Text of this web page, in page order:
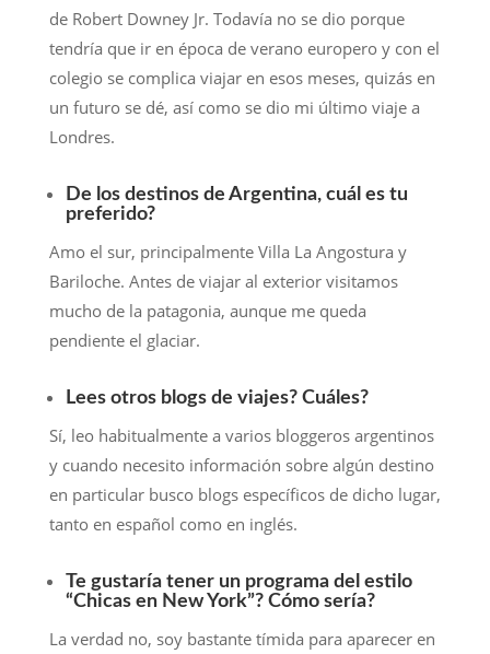
de Robert Downey Jr. Todavía no se dio porque
tendría que ir en época de verano europero y con el
colegio se complica viajar en esos meses, quizás en
un futuro se dé, así como se dio mi último viaje a
Londres.
De los destinos de Argentina, cuál es tu
preferido?
Amo el sur, principalmente Villa La Angostura y
Bariloche. Antes de viajar al exterior visitamos
mucho de la patagonia, aunque me queda
pendiente el glaciar.
Lees otros blogs de viajes? Cuáles?
Sí, leo habitualmente a varios bloggeros argentinos
y cuando necesito información sobre algún destino
en particular busco blogs específicos de dicho lugar,
tanto en español como en inglés.
Te gustaría tener un programa del estilo
“Chicas en New York”? Cómo sería?
La verdad no, soy bastante tímida para aparecer en